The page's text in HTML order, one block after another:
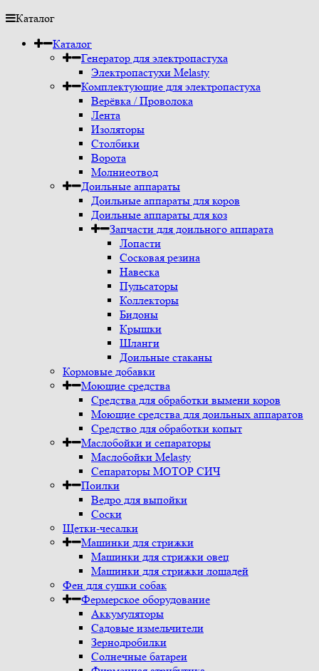
Каталог
Каталог
Генератор для электропастуха
Электропастухи Melasty
Комплектующие для электропастуха
Верёвка / Проволока
Лента
Изоляторы
Столбики
Ворота
Молниеотвод
Доильные аппараты
Доильные аппараты для коров
Доильные аппараты для коз
Запчасти для доильного аппарата
Лопасти
Сосковая резина
Навеска
Пульсаторы
Коллекторы
Бидоны
Крышки
Шланги
Доильные стаканы
Кормовые добавки
Моющие средства
Средства для обработки вымени коров
Моющие средства для доильных аппаратов
Средство для обработки копыт
Маслобойки и сепараторы
Маслобойки Melasty
Сепараторы МОТОР СИЧ
Поилки
Ведро для выпойки
Соски
Щетки-чесалки
Машинки для стрижки
Машинки для стрижки овец
Машинки для стрижки лошадей
Фен для сушки собак
Фермерское оборудование
Аккумуляторы
Садовые измельчители
Зернодробилки
Солнечные батареи